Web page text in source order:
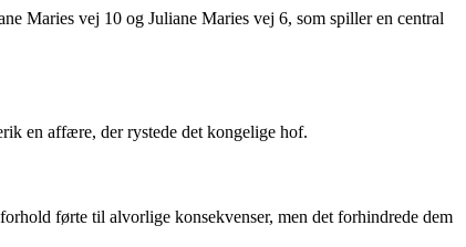
Maries vej 10 og Juliane Maries vej 6, som spiller en central
en affære, der rystede det kongelige hof.
førte til alvorlige konsekvenser, men det forhindrede dem